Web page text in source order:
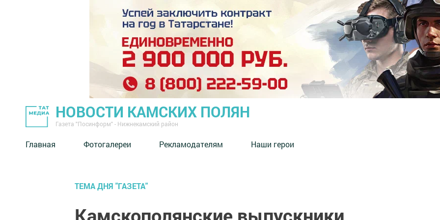
НОВОСТИ КАМСКИХ ПОЛЯН
Газета "Посинформ" - Нижнекамский район
Главная Фотогалереи Рекламодателям Наши герои
ТЕМА ДНЯ "ГАЗЕТА"
Камскополянские выпускники